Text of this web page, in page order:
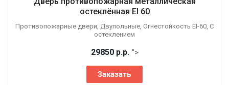
остеклённая EI 60
Противопожарные двери, Двупольные, Огнестойкость EI-60, С
остеклением
29850 р.р. ">
Заказать